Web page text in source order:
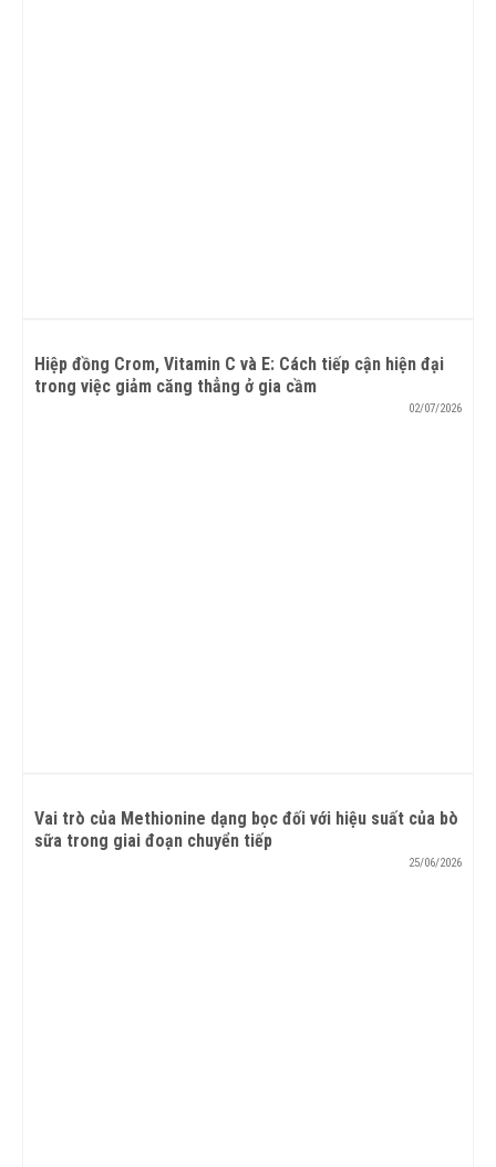
Hiệp đồng Crom, Vitamin C và E: Cách tiếp cận hiện đại
trong việc giảm căng thẳng ở gia cầm
02/07/2026
Vai trò của Methionine dạng bọc đối với hiệu suất của bò
sữa trong giai đoạn chuyển tiếp
25/06/2026